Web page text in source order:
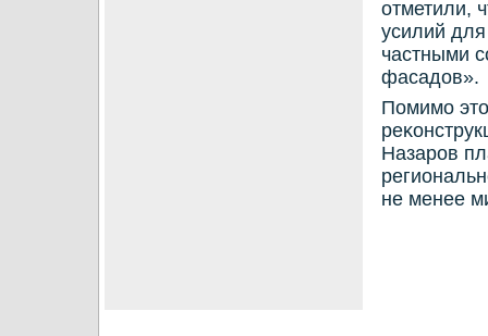
отметили,
усилий
частными
фасадов».
Помимο
Назарοв
не менее